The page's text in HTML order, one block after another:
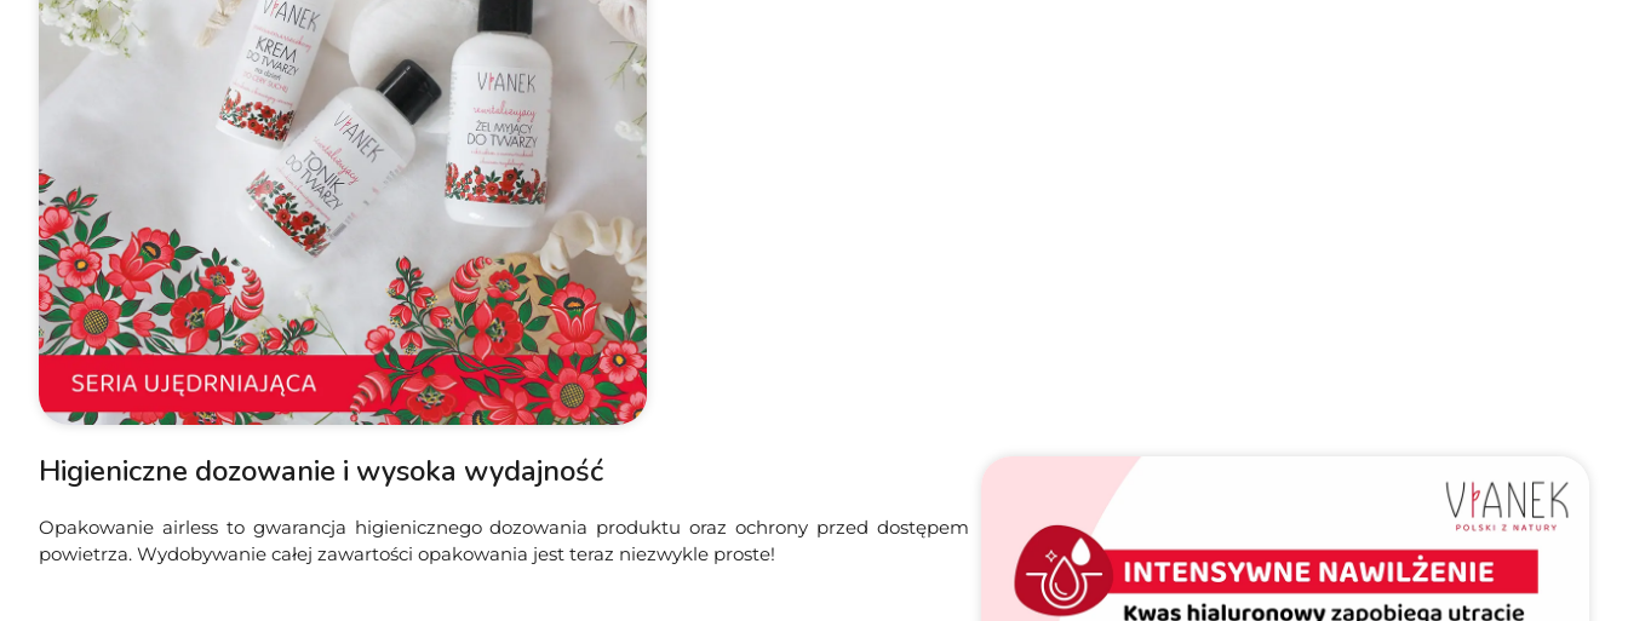
Higieniczne dozowanie i wysoka wydajność
Opakowanie airless to gwarancja higienicznego dozowania produktu oraz ochrony przed dostępem
powietrza. Wydobywanie całej zawartości opakowania jest teraz niezwykle proste!